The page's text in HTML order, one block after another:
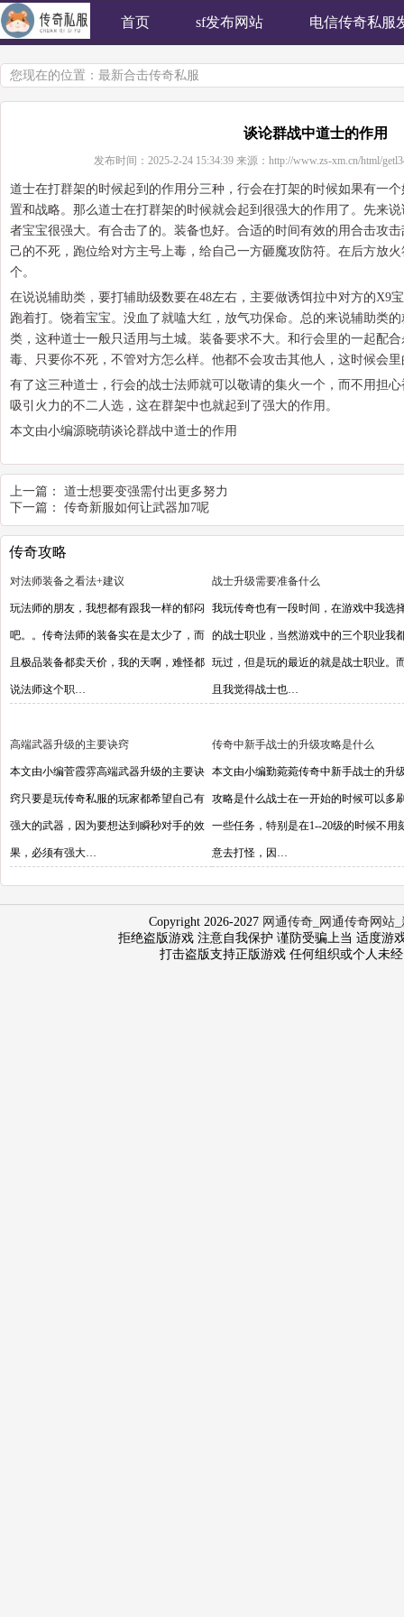
首页 sf发布网站 电信传奇私服
您现在的位置： 最新合击传奇私服
谈论群战中道士的作用
发布时间： 2025-2-24 15:34:39来源： http://www.zs-xm.cn/html/
道士在打群架的时候起到的作用分三种，行会在打架的时候如果有一
置和战略。那么道士在打群架的时候就会起到很强大的作用了。先来
者宝宝很强大。有合击了的。装备也好。合适的时间有效的用合击攻
己的不死，跑位给对方主号上毒，给自己一方砸魔攻防符。在后方放
个。
在说说辅助类，要打辅助级数要在48左右，主要做诱饵拉中对方的X9
跑着打。饶着宝宝。没血了就嗑大红，放气功保命。总的来说辅助类
类，这种道士一般只适用与土城。装备要求不大。和行会里的一起配
毒、只要你不死，不管对方怎么样。他都不会攻击其他人，这时候会
有了这三种道士，行会的战士法师就可以敬请的集火一个，而不用担
吸引火力的不二人选，这在群架中也就起到了强大的作用。
本文由小编源晓萌谈论群战中道士的作用
上一篇： 道士想要变强需付出更多努力
下一篇： 传奇新服如何让武器加7呢
传奇攻略
对法师装备之看法+建议
玩法师的朋友，我想都有跟我一样的郁闷
吧。。传奇法师的装备实在是太少了，而
且极品装备都卖天价，我的天啊，难怪都
说法师这个职…
战士升级需要准备什么
我玩传奇也有一段时间，在游戏中我选
的战士职业，当然游戏中的三个职业我
玩过，但是玩的最近的就是战士职业。
且我觉得战士也…
高端武器升级的主要诀窍
本文由小编菅霞雰高端武器升级的主要诀
窍只要是玩传奇私服的玩家都希望自己有
强大的武器，因为要想达到瞬秒对手的效
果，必须有强大…
传奇中新手战士的升级攻略是什么
本文由小编勤菀菀传奇中新手战士的升
攻略是什么战士在一开始的时候可以多
一些任务，特别是在1--20级的时候不用
意去打怪，因…
Copyright 2026-2027 网通传奇_网通传奇网站
拒绝盗版游戏 注意自我保护 谨防受骗上当 适度游
打击盗版支持正版游戏 任何组织或个人未